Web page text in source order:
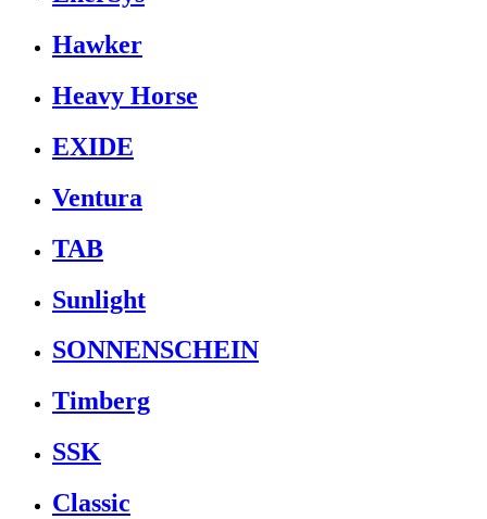
Hawker
Heavy Horse
EXIDE
Ventura
TAB
Sunlight
SONNENSCHEIN
Timberg
SSK
Classic